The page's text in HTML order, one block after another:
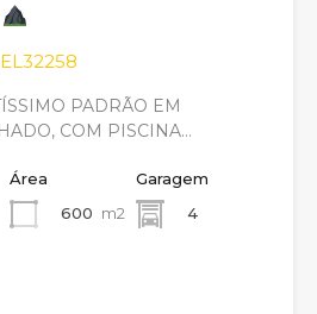
EL32258
PADRÃO EM
COM PISCINA…
Área
600 m2
Garagem
4